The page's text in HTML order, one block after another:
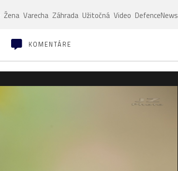
Žena Varecha Záhrada Užitočná Video DefenceNews
KOMENTÁRE